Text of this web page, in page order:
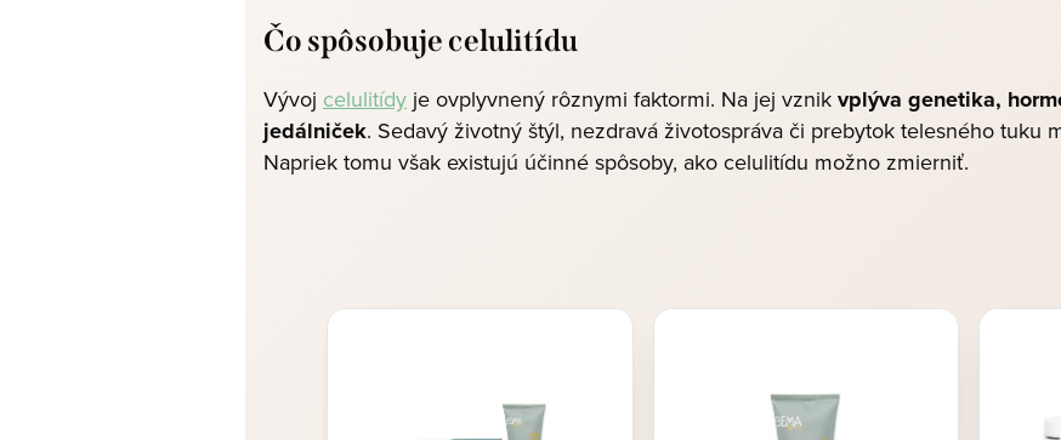
Čo spôsobuje celulitídu
Vývoj celulitídy je ovplyvnený rôznymi faktormi. Na jej vznik vplýva genetika,
jedálniček. Sedavý životný štýl, nezdravá životospráva či prebytok telesného tuku
Napriek tomu však existujú účinné spôsoby, ako celulitídu možno zmierniť.